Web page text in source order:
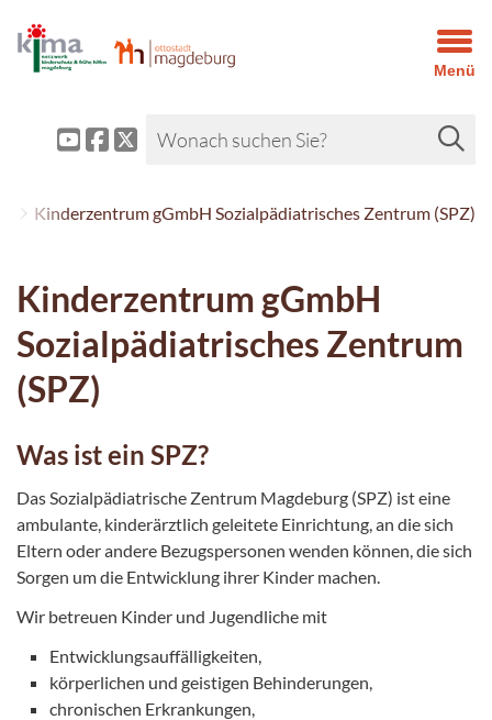
Menü
Kinderzentrum gGmbH Sozialpädiatrisches Zentrum (SPZ)
Kinderzentrum gGmbH
Sozialpädiatrisches Zentrum
(SPZ)
Was ist ein SPZ?
Das Sozialpädiatrische Zentrum Magdeburg (SPZ) ist eine
ambulante, kinderärztlich geleitete Einrichtung, an die sich
Eltern oder andere Bezugspersonen wenden können, die sich
Sorgen um die Entwicklung ihrer Kinder machen.
Wir betreuen Kinder und Jugendliche mit
Entwicklungsauffälligkeiten,
körperlichen und geistigen Behinderungen,
chronischen Erkrankungen,